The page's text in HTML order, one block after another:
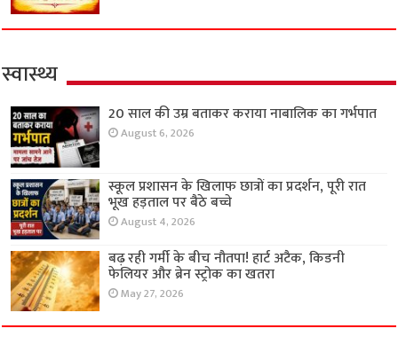
स्वास्थ्य
20 साल की उम्र बताकर कराया नाबालिक का गर्भपात
August 6, 2026
स्कूल प्रशासन के खिलाफ छात्रों का प्रदर्शन, पूरी रात
भूख हड़ताल पर बैठे बच्चे
August 4, 2026
बढ़ रही गर्मी के बीच नौतपा! हार्ट अटैक, किडनी
फेलियर और ब्रेन स्ट्रोक का खतरा
May 27, 2026